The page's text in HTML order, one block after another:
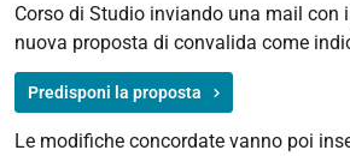
Corso di Studio inviando una mail con
nuova proposta di convalida come
Predisponi la proposta
Le modifiche concordate vanno poi